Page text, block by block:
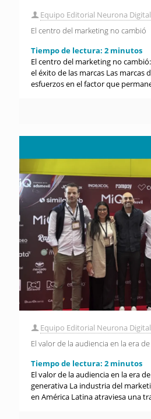
Equipo Editorial Neurona Digital
El centro del marketing no cambió
Tiempo de lectura: 2 minutos
El centro del marketing no
el éxito de las marcas Las marcas
esfuerzos en el factor que
Equipo Editorial Neurona Digital
El valor de la audiencia en la era
Tiempo de lectura: 2 minutos
El valor de la audiencia en la era
generativa La industria del
en América Latina atraviesa una